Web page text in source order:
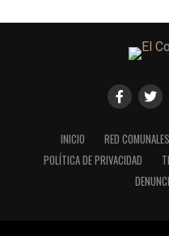
INICIO RED COMUNALES
POLÍTICA DE PRIVACIDAD